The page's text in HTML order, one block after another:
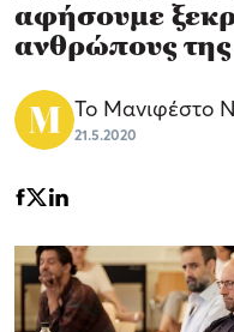
αφήσουμε
ανθρώπους της
Το Μανιφέστο
21.5.2020